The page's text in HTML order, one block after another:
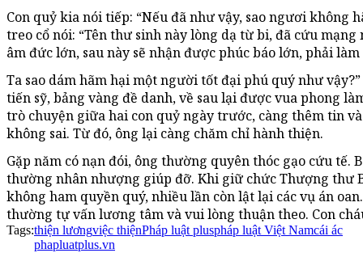
Con quỷ kia nói tiếp: “Nếu đã như vậy, sao ngươi không
treo cổ nói: “Tên thư sinh này lòng dạ từ bi, đã cứu
âm đức lớn, sau này sẽ nhận được phúc báo lớn, phải
Ta sao dám hãm hại một người tốt đại phú quý như
tiến sỹ, bảng vàng đề danh, về sau lại được vua phong
trò chuyện giữa hai con quỷ ngày trước, càng thêm tin
không sai. Từ đó, ông lại càng chăm chỉ hành thiện.
Gặp năm có nạn đói, ông thường quyên thóc gạo cứu tế.
thường nhân nhượng giúp đỡ. Khi giữ chức Thượng thư
không ham quyền quý, nhiều lần còn lật lại các vụ án
thường tự vấn lương tâm và vui lòng thuận theo. Con
Tags:thiện lươngviệc thiệnPháp luật pluspháp luật Việt Namcái ác
phapluatplus.vn